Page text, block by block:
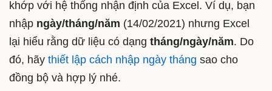
khớp với hệ thống nhận định của Excel. Ví dụ, bạn
nhập ngày/tháng/năm (14/02/2021) nhưng Excel
lại hiểu rằng dữ liệu có dạng tháng/ngày/năm. Do
đó, hãy thiết lập cách nhập ngày tháng sao cho
đồng bộ và hợp lý nhé.